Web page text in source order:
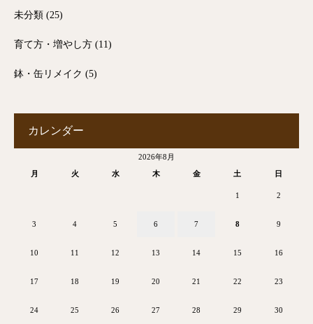
未分類 (25)
育て方・増やし方 (11)
鉢・缶リメイク (5)
カレンダー
2026年8月
月
火 水 木 金 土 日
1 2
3 4 5 6 7 8 9
10 11 12 13 14 15 16
17 18 19 20 21 22 23
24 25 26 27 28 29 30